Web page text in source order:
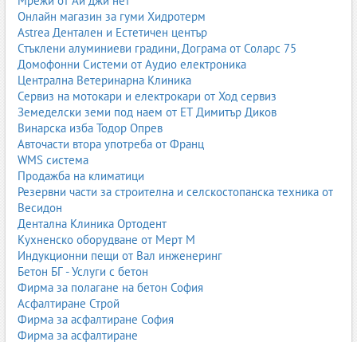
Онлайн магазин за гуми Хидротерм
Astrea Дентален и Естетичен център
Стъклени алуминиеви градини, Дограма от Соларс 75
Домофонни Системи от Аудио електроника
Централна Ветеринарна Клиника
Сервиз на мотокари и електрокари от Ход сервиз
Земеделски земи под наем от ЕТ Димитър Диков
Винарска изба Тодор Опрев
Авточасти втора употреба от Франц
WMS система
Продажба на климатици
Резервни части за строителна и селскостопанска техника от
Весидон
Дентална Клиника Ортодент
Кухненско оборудване от Мерт М
Индукционни пещи от Вал инженеринг
Бетон БГ - Услуги с бетон
Фирма за полагане на бетон София
Асфалтиране Строй
Фирма за асфалтиране София
Фирма за асфалтиране